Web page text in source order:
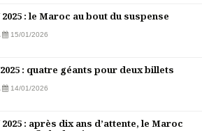
2025 : le Maroc au bout du suspense
15/01/2026
: quatre géants pour deux billets
14/01/2026
2025 : après dix ans d’attente, le Maroc